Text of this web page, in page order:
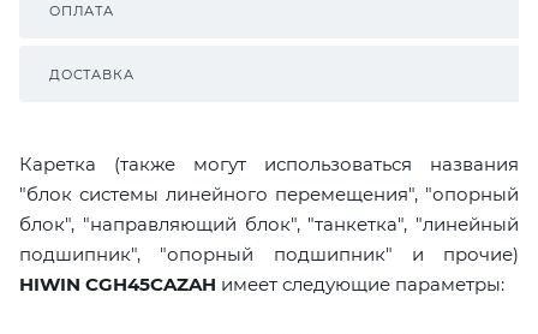
ОПЛАТА
ДОСТАВКА
Каретка (также могут использоваться названия
"блок системы линейного перемещения", "опорный
блок", "направляющий блок", "танкетка", "линейный
подшипник", "опорный подшипник" и прочие)
HIWIN CGH45CAZAH имеет следующие параметры: